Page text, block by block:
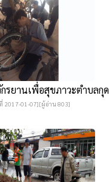
รยานเพื่อสุขภาวะตำบลกุด
2017-01-07][ผู้อ่าน 803]